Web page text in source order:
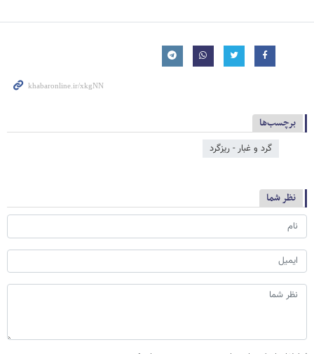
برچسب‌ها
گرد و غبار - ریزگرد
نظر شما